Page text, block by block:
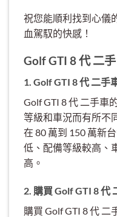
祝您能順利找到心儀
血駕馭的快感！
Golf GTI 8 代 二
1. Golf GTI 8 代 二手
Golf GTI 8 代 二手車
等級和車況而有所不
在 80 萬到 150 萬新
低、配備等級較高、
高。
2. 購買 Golf GTI 8 代
購買 Golf GTI 8 代